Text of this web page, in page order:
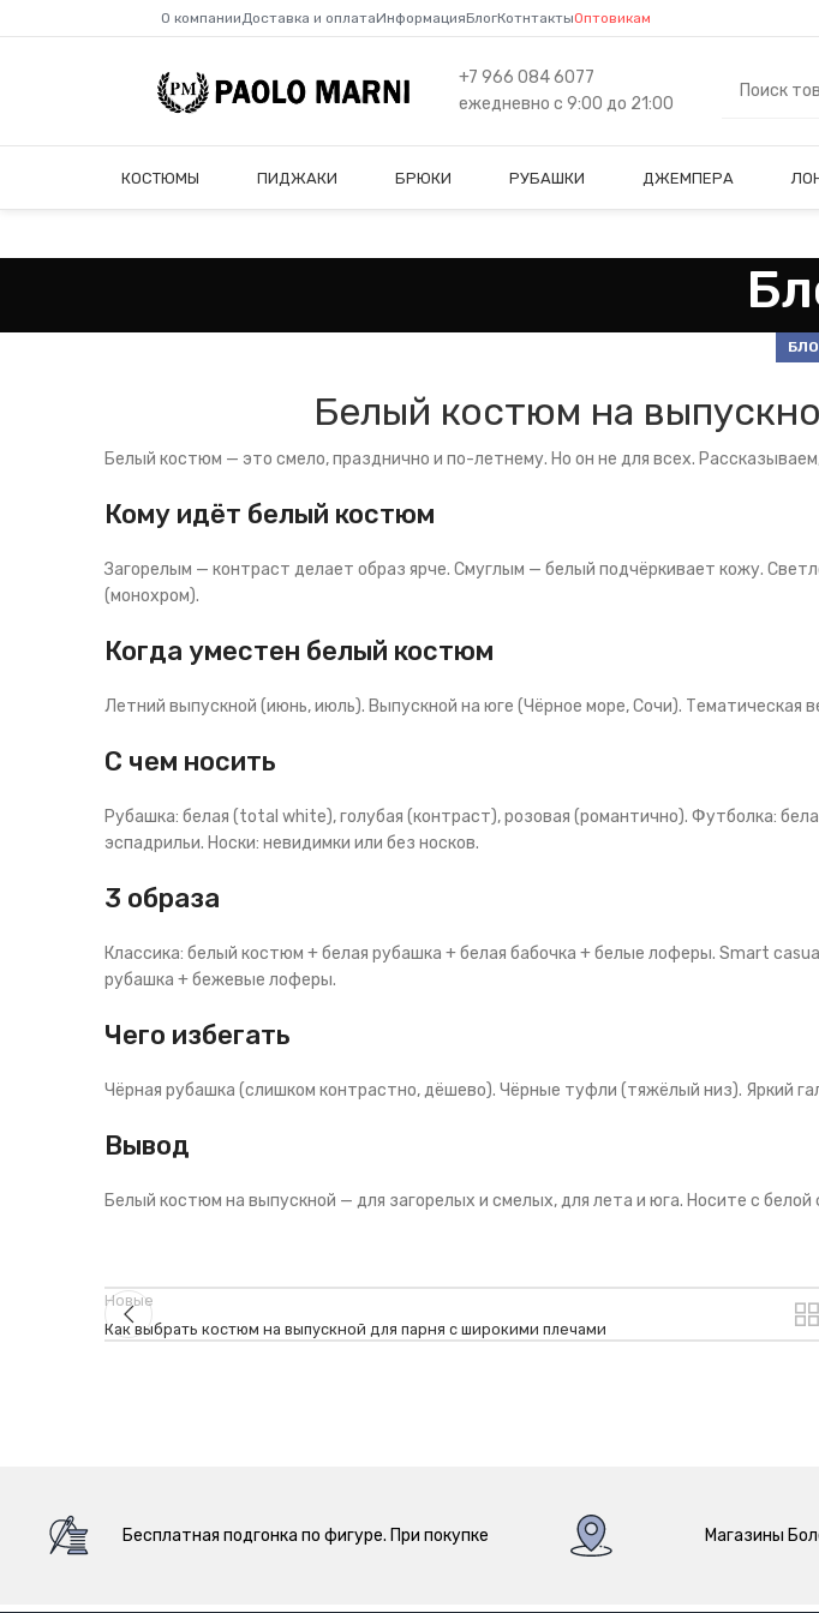
О компанииДоставка и оплатаИнформацияБлогКотнтактыОптовикам
+7 966 084 6077
ежедневно с 9:00 до 21:00
КОСТЮМЫ ПИДЖАКИ БРЮКИ РУБАШКИ ДЖЕМПЕРА
Белый костюм на
Белый костюм — это смело, празднично и по-летнему. Но он не для всех.
Кому идёт белый костюм
Загорелым — контраст делает образ ярче. Смуглым — белый подчёркивает кожу.
(монохром).
Когда уместен белый костюм
Летний выпускной (июнь, июль). Выпускной на юге (Чёрное море, Сочи). Тематическая
С чем носить
Рубашка: белая (total white), голубая (контраст), розовая (романтично). Футболка:
эспадрильи. Носки: невидимки или без носков.
3 образа
Классика: белый костюм + белая рубашка + белая бабочка + белые лоферы. Smart
рубашка + бежевые лоферы.
Чего избегать
Чёрная рубашка (слишком контрастно, дёшево). Чёрные туфли (тяжёлый низ). Яркий
Вывод
Белый костюм на выпускной — для загорелых и смелых, для лета и юга. Носите с
Новые
Как выбрать костюм на выпускной для парня с широкими плечами
Бесплатная подгонка по фигуре. При покупке Магазины